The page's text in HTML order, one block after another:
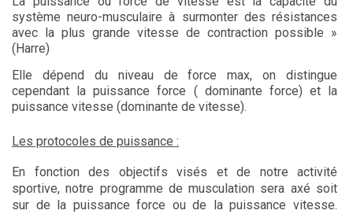
système neuro-musculaire à surmonter des résistances
avec la plus grande vitesse de contraction possible »
(Harre)
Elle dépend du niveau de force max, on distingue
cependant la puissance force ( dominante force) et la
puissance vitesse (dominante de vitesse).
Les protocoles de puissance :
En fonction des objectifs visés et de notre activité
sportive, notre programme de musculation sera axé soit
sur de la puissance force ou de la puissance vitesse.